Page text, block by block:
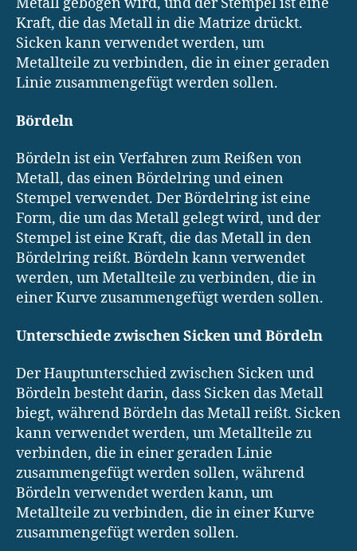
Metall gebogen wird, und der Stempel ist eine
Kraft, die das Metall in die Matrize drückt.
Sicken kann verwendet werden, um
Metallteile zu verbinden, die in einer geraden
Linie zusammengefügt werden sollen.
Bördeln
Bördeln ist ein Verfahren zum Reißen von
Metall, das einen Bördelring und einen
Stempel verwendet. Der Bördelring ist eine
Form, die um das Metall gelegt wird, und der
Stempel ist eine Kraft, die das Metall in den
Bördelring reißt. Bördeln kann verwendet
werden, um Metallteile zu verbinden, die in
einer Kurve zusammengefügt werden sollen.
Unterschiede zwischen Sicken und Bördeln
Der Hauptunterschied zwischen Sicken und
Bördeln besteht darin, dass Sicken das Metall
biegt, während Bördeln das Metall reißt. Sicken
kann verwendet werden, um Metallteile zu
verbinden, die in einer geraden Linie
zusammengefügt werden sollen, während
Bördeln verwendet werden kann, um
Metallteile zu verbinden, die in einer Kurve
zusammengefügt werden sollen.